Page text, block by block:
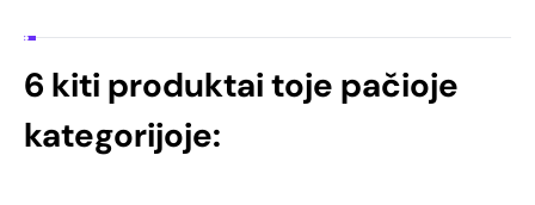
6 kiti produktai toje pačioje
kategorijoje: